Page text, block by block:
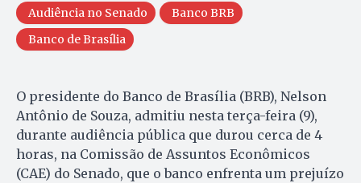
Audiência no Senado
Banco BRB
Banco de Brasília
O presidente do Banco de Brasília (BRB), Nelson
Antônio de Souza, admitiu nesta terça-feira (9),
durante audiência pública que durou cerca de 4
horas, na Comissão de Assuntos Econômicos
(CAE) do Senado, que o banco enfrenta um prejuízo